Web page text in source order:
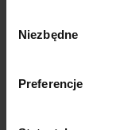
zgody
Niezbędne
Preferencje
do swojego